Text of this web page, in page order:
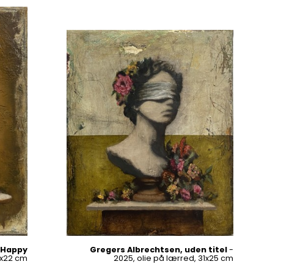
cm
Gregers Albrechtsen, uden titel-
2025, olie på lærred, 31x25 cm